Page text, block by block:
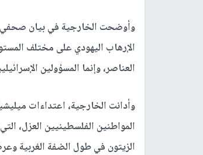
وأوضحت الخارجية في بيان صحفي
الإرهاب اليهودي على مختلف
العناصر، وإنما المسؤولين
وأدانت الخارجية، اعتداءات
المواطنين الفلسطينيين العزل،